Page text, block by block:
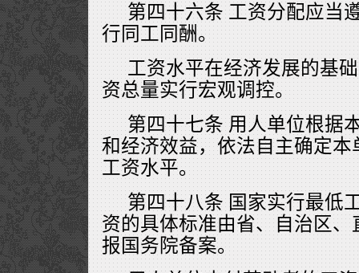
第四十六条 工资分配应当
行同工同酬。
工资水平在经济发展的基
资总量实行宏观调控。
第四十七条 用人单位根据
和经济效益，依法自主确定
工资水平。
第四十八条 国家实行最低
资的具体标准由省、自治区
报国务院备案。